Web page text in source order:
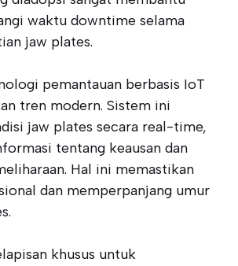
waktu downtime selama
jaw plates.
pemantauan berbasis IoT
tren modern. Sistem ini
jaw plates secara real-time,
tentang keausan dan
Hal ini memastikan
dan memperpanjang umur
khusus untuk